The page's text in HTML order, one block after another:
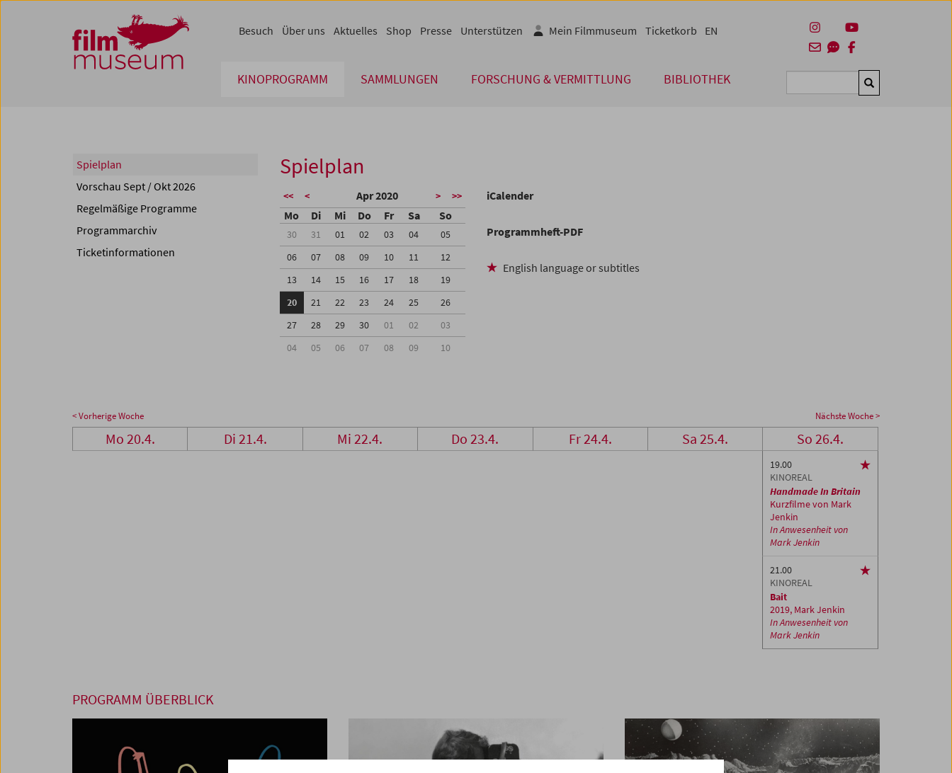
Zum Inhalt
Zum Hauptmenü
Zur Servicenavigation
Zum Suche
KINOPROGRAMM SAMMLUNGEN FORSCHUNG & VERMITTLUNG BIBLIOTHEK Suchen
Besuch Über uns Aktuelles Shop Presse Unterstützen Mein Filmmuseum Ticketkorb EN
Spielplan
Vorschau Sept / Okt 2026
Regelmäßige Programme
Programmarchiv
Ticketinformationen
Spielplan
<< < Apr 2020 > >>
Mo Di Mi Do Fr Sa So
30 31 01 02 03 04
05
06
07 08 09 10 11
12
13
14 15 16 17 18
19
20
21 22 23 24 25
26
27
28 29 30 01 02
03
04
05 06 07 08 09 10
iCalender
Programmheft-PDF
English language or subtitles
< Vorherige Woche Nächste Woche >
Mo 20.4. Di 21.4. Mi 22.4. Do 23.4. Fr 24.4. Sa 25.4. So 26.4.
19.00
KINOREAL
Handmade In Britain
Kurzfilme von Mark
Jenkin
In Anwesenheit von
Mark Jenkin
21.00
KINOREAL
Bait
2019, Mark Jenkin
In Anwesenheit von
Mark Jenkin
PROGRAMM ÜBERBLICK